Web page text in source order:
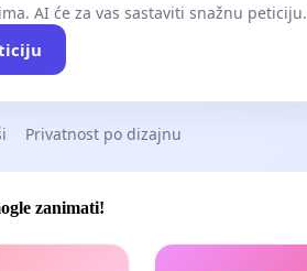
AI će za vas sastaviti snažnu peticiju.
Privatnost po dizajnu
zanimati!